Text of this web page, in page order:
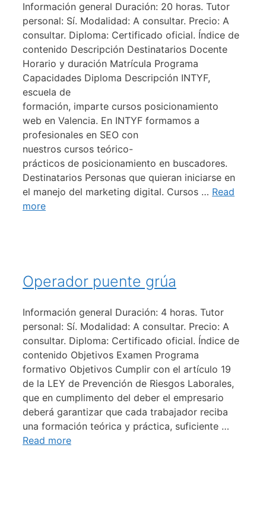
Información general Duración: 20 horas. Tutor
personal: Sí. Modalidad: A consultar. Precio: A
consultar. Diploma: Certificado oficial. Índice de
contenido Descripción Destinatarios Docente
Horario y duración Matrícula Programa
Capacidades Diploma Descripción INTYF,
escuela de
formación, imparte cursos posicionamiento
web en Valencia. En INTYF formamos a
profesionales en SEO con
nuestros cursos teórico-
prácticos de posicionamiento en buscadores.
Destinatarios Personas que quieran iniciarse en
el manejo del marketing digital. Cursos … Read
more
Operador puente grúa
Información general Duración: 4 horas. Tutor
personal: Sí. Modalidad: A consultar. Precio: A
consultar. Diploma: Certificado oficial. Índice de
contenido Objetivos Examen Programa
formativo Objetivos Cumplir con el artículo 19
de la LEY de Prevención de Riesgos Laborales,
que en cumplimento del deber el empresario
deberá garantizar que cada trabajador reciba
una formación teórica y práctica, suficiente …
Read more